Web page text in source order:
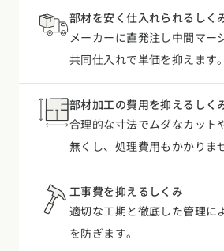
部材を安く仕入れられるしく
メーカーに直発注し中間マー
共同仕入れで単価を抑えます。
部材加工の費用を抑えるしく
合理的な寸法でムダなカット
無くし、処理費用もかかりま
工事費を抑えるしくみ
適切な工期と徹底した管理に
を防ぎます。